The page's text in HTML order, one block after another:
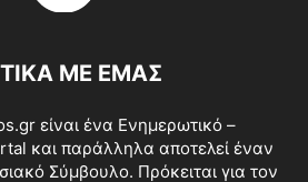
ΜΕ ΕΜΑΣ
είναι ένα Ενημερωτικό –
και παράλληλα αποτελεί έναν
Σύμβουλο. Πρόκειται για τον